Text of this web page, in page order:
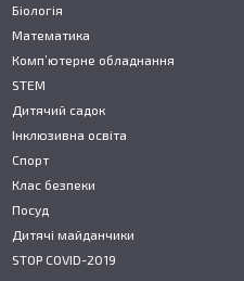
Біологія
Математика
Комп’ютерне обладнання
STEM
Дитячий садок
Інклюзивна освіта
Спорт
Клас безпеки
Посуд
Дитячі майданчики
STOP COVID-2019